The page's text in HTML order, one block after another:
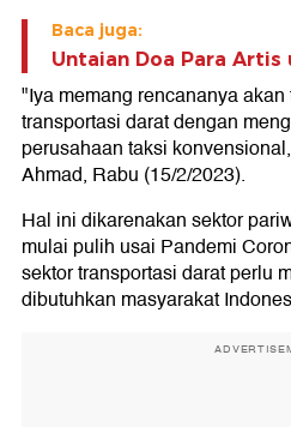
Baca juga:
Untaian Doa Para
"Iya memang rencananya
transportasi darat dengan
perusahaan taksi
Ahmad, Rabu (15/2/2023).
Hal ini dikarenakan sektor
mulai pulih usai Pandemi
sektor transportasi darat perlu
dibutuhkan masyarakat